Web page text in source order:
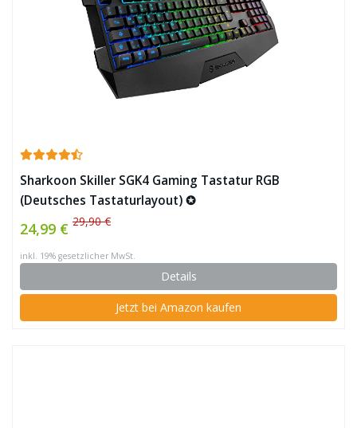
Sharkoon Skiller SGK4 Gaming Tastatur RGB
(Deutsches Tastaturlayout) ✪
24,99 € 29,90 €
inkl. 19% gesetzlicher MwSt.
Details
Jetzt bei Amazon kaufen